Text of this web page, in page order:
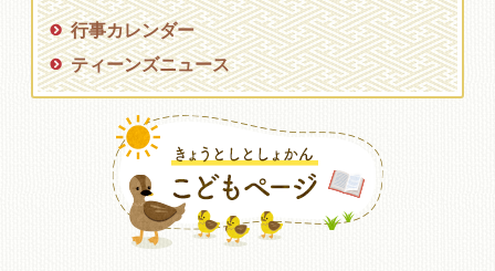
行事カレンダー
ティーンズニュース